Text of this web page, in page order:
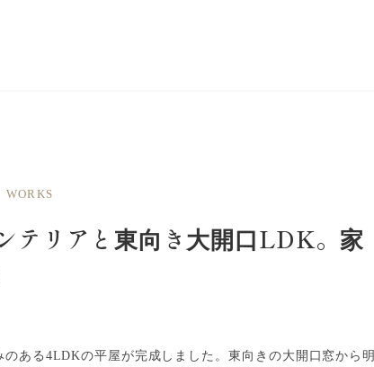
WORKS
テリアと東向き大開口LDK。家
ある4LDKの平屋が完成しました。東向きの大開口窓から明